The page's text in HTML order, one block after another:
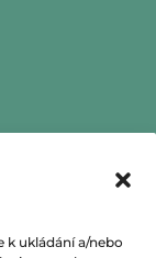
k ukládání a/nebo